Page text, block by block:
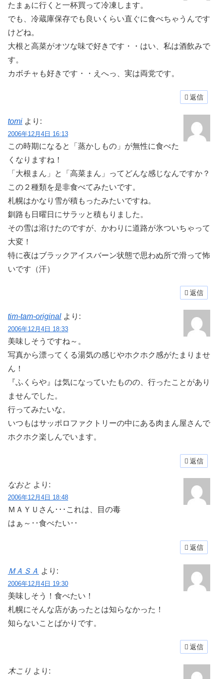
たまぁに行くと一杯買って冷凍します。
でも、冷蔵庫保存でも良いくらい直ぐに食べちゃうんです
けどね。
大根と高菜がオツな味で好きです・・はい、私は酒飲みで
す。
カボチャも好きです・・えへっ、実は両党です。
返信
tomi より:
2006年12月4日 16:13
この時期になると「蒸かしもの」が無性に食べた
くなりますね！
「大根まん」と「高菜まん」ってどんな感じなんですか？
この２種類を是非食べてみたいです。
札幌はかなり雪が積もったみたいですね。
釧路も日曜日にサラッと積もりました。
その雪は溶けたのですが、かわりに道路が氷ついちゃって
大変！
特に夜はブラックアイスバーン状態で思わぬ所で滑って怖
いです（汗）
返信
tim-tam-original より:
2006年12月4日 18:33
美味しそうですね～。
写真から漂ってくる湯気の感じやホクホク感がたまりませ
ん！
『ふくらや』は気になっていたものの、行ったことがあり
ませんでした。
行ってみたいな。
いつもはサッポロファクトリーの中にある肉まん屋さんで
ホクホク楽しんでいます。
返信
なおと より:
2006年12月4日 18:48
ＭＡＹＵさん･･･これは、目の毒
はぁ～･･食べたい･･
返信
ＭＡＳＡ より:
2006年12月4日 19:30
美味しそう！食べたい！
札幌にそんな店があったとは知らなかった！
知らないことばかりです。
返信
木こり より: